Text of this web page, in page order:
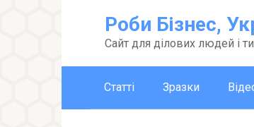
Роби Бізнес,
Сайт для ділових людей і
Статті Зразки